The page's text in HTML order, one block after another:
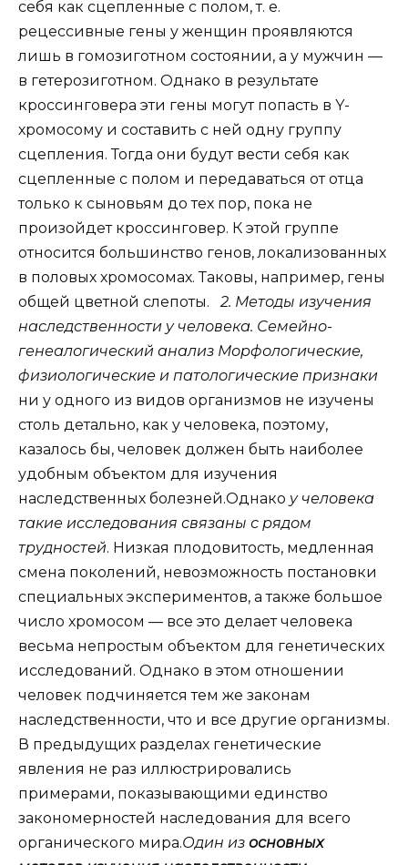
себя как сцепленные с полом, т. е.
рецессивные гены у женщин проявляются
лишь в гомозиготном состоянии, а у мужчин —
в гетерозиготном. Однако в результате
кроссинговера эти гены могут попасть в Y-
хромосому и составить с ней одну группу
сцепления. Тогда они будут вести себя как
сцепленные с полом и передаваться от отца
только к сыновьям до тех пор, пока не
произойдет кроссинговер. К этой группе
относится большинство генов, локализованных
в половых хромосомах. Таковы, например, гены
общей цветной слепоты. 2. Методы изучения
наследственности у человека. Семейно-
генеалогический анализ Морфологические,
физиологические и патологические признаки
ни у одного из видов организмов не изучены
столь детально, как у человека, поэтому,
казалось бы, человек должен быть наиболее
удобным объектом для изучения
наследственных болезней.Однако у человека
такие исследования связаны с рядом
трудностей. Низкая плодовитость, медленная
смена поколений, невозможность постановки
специальных экспериментов, а также большое
число хромосом — все это делает человека
весьма непростым объектом для генетических
исследований. Однако в этом отношении
человек подчиняется тем же законам
наследственности, что и все другие организмы.
В предыдущих разделах генетические
явления не раз иллюстрировались
примерами, показывающими единство
закономерностей наследования для всего
органического мира.Один из основных